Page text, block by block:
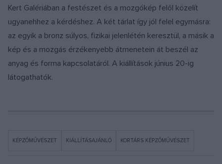
Kert Galériában a festészet és a mozgókép felől közelít
ugyanehhez a kérdéshez. A két tárlat így jól felel egymásra:
az egyik a bronz súlyos, fizikai jelenlétén keresztül, a másik a
kép és a mozgás érzékenyebb átmenetein át beszél az
anyag és forma kapcsolatáról. A kiállítások június 20-ig
látogathatók.
KÉPZŐMŰVÉSZET KIÁLLÍTÁSAJÁNLÓ KORTÁRS KÉPZŐMŰVÉSZET